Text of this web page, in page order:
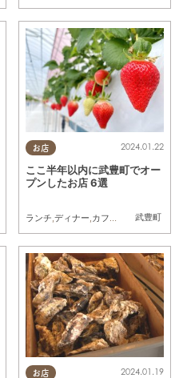
お店
武豊町
2024.01.22
ここ半年以内に武豊町でオー
プンしたお店 6選
ランチ,ディナー,カフェ スイーツ,開店
お店 2024.01.19